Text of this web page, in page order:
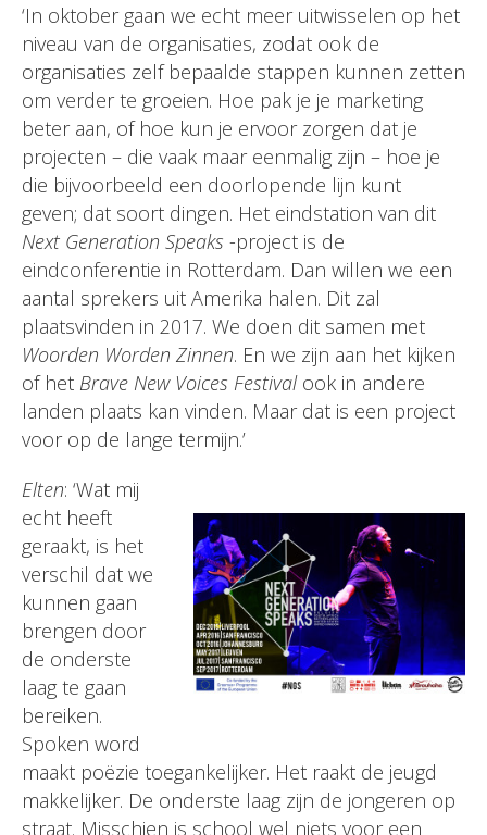
‘In oktober gaan we echt meer uitwisselen op het
niveau van de organisaties, zodat ook de
organisaties zelf bepaalde stappen kunnen zetten
om verder te groeien. Hoe pak je je marketing
beter aan, of hoe kun je ervoor zorgen dat je
projecten – die vaak maar eenmalig zijn – hoe je
die bijvoorbeeld een doorlopende lijn kunt
geven; dat soort dingen. Het eindstation van dit
Next Generation Speaks -project is de
eindconferentie in Rotterdam. Dan willen we een
aantal sprekers uit Amerika halen. Dit zal
plaatsvinden in 2017. We doen dit samen met
Woorden Worden Zinnen. En we zijn aan het kijken
of het Brave New Voices Festivalook in andere
landen plaats kan vinden. Maar dat is een project
voor op de lange termijn.’
Elten: ‘Wat mij
echt heeft
geraakt, is het
verschil dat we
kunnen gaan
brengen door
de onderste
laag te gaan
bereiken.
Spoken word
maakt poëzie toegankelijker. Het raakt de jeugd
makkelijker. De onderste laag zijn de jongeren op
straat. Misschien is school wel niets voor een